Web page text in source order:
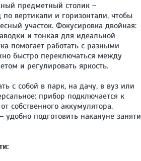
предметный столик –
вертикали и горизонтали, чтобы
участок. Фокусировка двойная:
и тонкая для идеальной
помогает работать с разными
быстро переключаться между
и регулировать яркость.
с собой в парк, на дачу, в вуз или
прибор подключается к
собственного аккумулятора.
удобно подготовить накануне